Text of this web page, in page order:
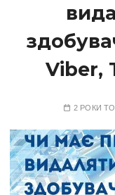
Viber,
2 РОКИ